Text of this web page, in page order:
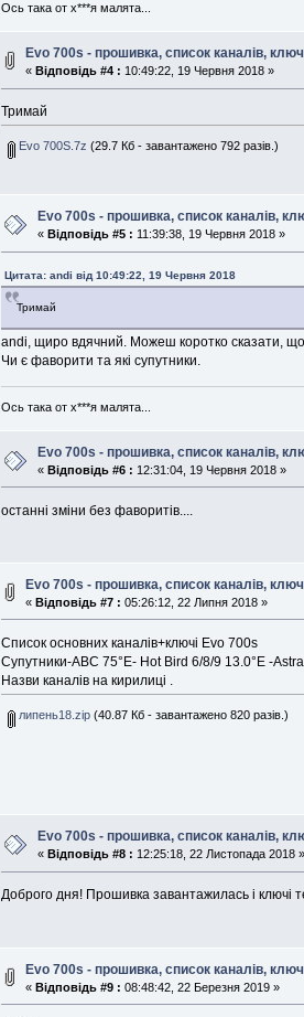
Ось така от х***я малята...
Evo 700s - прошивка, список каналів,
« Відповідь #4 : 10:49:22, 19 Червня 2018 »
Тримай
Evo 700S.7z (29.7 Кб - завантажено 792 разів.)
Evo 700s - прошивка, список каналів,
« Відповідь #5 : 11:39:38, 19 Червня 2018 »
Цитата: andi від 10:49:22, 19 Червня 2018
Тримай
andi, щиро вдячний. Можеш коротко сказати,
Чи є фаворити та які супутники.
Ось така от х***я малята...
Evo 700s - прошивка, список каналів,
« Відповідь #6 : 12:31:04, 19 Червня 2018 »
останні зміни без фаворитів....
Evo 700s - прошивка, список каналів,
« Відповідь #7 : 05:26:12, 22 Липня 2018 »
Cписок основних каналів+ключі Evo 700s
Супутники-ABC 75°E- Hot Bird 6/8/9 13.0°E -
Назви каналів на кирилиці .
липень18.zip(40.87 Кб - завантажено 820 разів.)
Evo 700s - прошивка, список каналів,
« Відповідь #8 : 12:25:18, 22 Листопада 2018 »
Доброго дня! Прошивка завантажилась і ключі
Evo 700s - прошивка, список каналів,
« Відповідь #9 : 08:48:42, 22 Березня 2019 »